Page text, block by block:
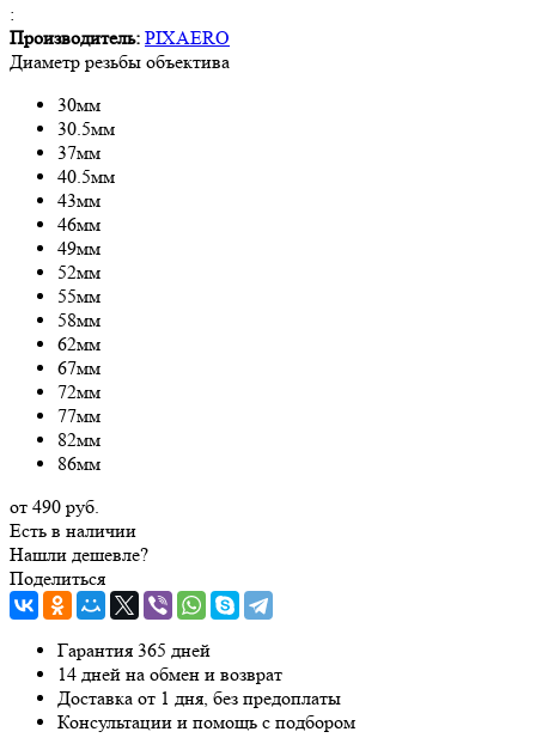
:
Производитель: PIXAERO
Диаметр резьбы объектива
30мм
30.5мм
37мм
40.5мм
43мм
46мм
49мм
52мм
55мм
58мм
62мм
67мм
72мм
77мм
82мм
86мм
от 490 руб.
Есть в наличии
Нашли дешевле?
Поделиться
Гарантия 365 дней
14 дней на обмен и возврат
Доставка от 1 дня, без предоплаты
Консультации и помощь с подбором